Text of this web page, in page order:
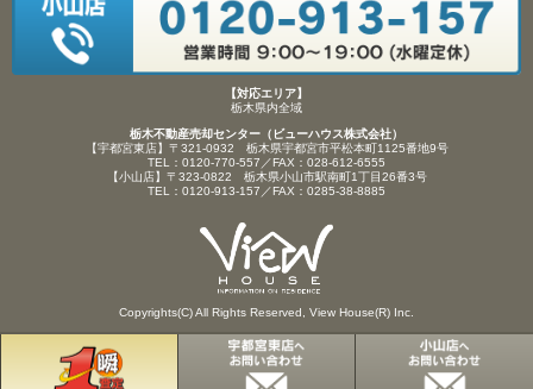
【対応エリア】
栃木県内全域
栃木不動産売却センター（ビューハウス株式会社）
【宇都宮東店】〒321-0932 栃木県宇都宮市平松本町1125番地9号
TEL：0120-770-557／FAX：028-612-6555
【小山店】〒323-0822 栃木県小山市駅南町1丁目26番3号
TEL：0120-913-157／FAX：0285-38-8885
Copyrights(C) All Rights Reserved, View House(R) Inc.